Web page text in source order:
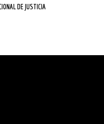
DE JUSTICIA